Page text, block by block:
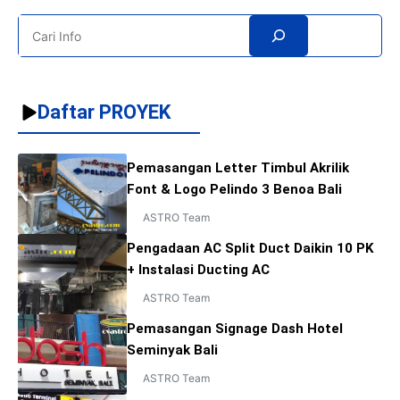
Daftar PROYEK
Pemasangan Letter Timbul Akrilik
Font & Logo Pelindo 3 Benoa Bali
ASTRO Team
Pengadaan AC Split Duct Daikin 10 PK
+ Instalasi Ducting AC
ASTRO Team
Pemasangan Signage Dash Hotel
Seminyak Bali
ASTRO Team